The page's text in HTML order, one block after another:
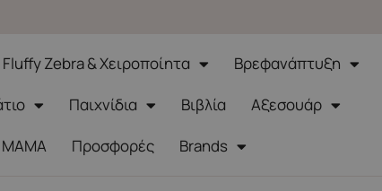
Fluffy Zebra & Χειροποίητα
Βρεφανάπτυξη
Παιχνίδια Βιβλία
Αξεσουάρ
ΜΑΜΑ
Προσφορές Brands